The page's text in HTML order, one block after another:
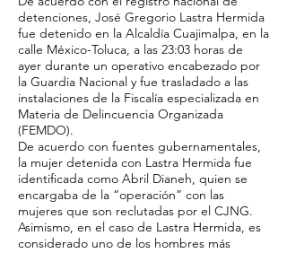
detenciones, José Gregorio Lastra Hermida
fue detenido en la Alcaldía Cuajimalpa, en la
calle México-Toluca, a las 23:03 horas de
ayer durante un operativo encabezado por
la Guardia Nacional y fue trasladado a las
instalaciones de la Fiscalía especializada en
Materia de Delincuencia Organizada
(FEMDO).
De acuerdo con fuentes gubernamentales,
la mujer detenida con Lastra Hermida fue
identificada como Abril Dianeh, quien se
encargaba de la “operación” con las
mujeres que son reclutadas por el CJNG.
Asimismo, en el caso de Lastra Hermida, es
considerado uno de los hombres más